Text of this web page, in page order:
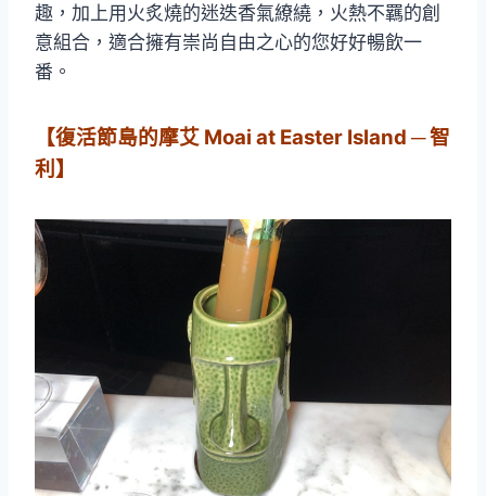
趣，加上用火炙燒的迷迭香氣繚繞，火熱不羈的創
意組合，適合擁有崇尚自由之心的您好好暢飲一
番。
【復活節島的摩艾 Moai at Easter Island ─ 智
利】